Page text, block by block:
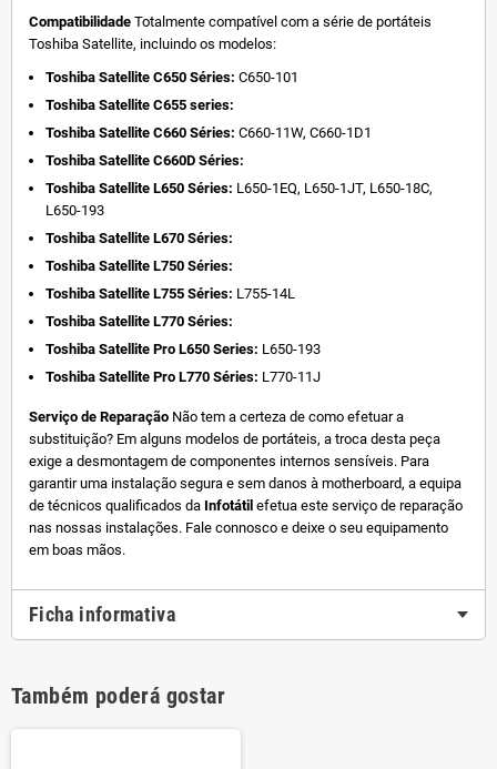
Compatibilidade Totalmente compatível com a série de portáteis
Toshiba Satellite, incluindo os modelos:
Toshiba Satellite C650 Séries: C650-101
Toshiba Satellite C655 series:
Toshiba Satellite C660 Séries: C660-11W, C660-1D1
Toshiba Satellite C660D Séries:
Toshiba Satellite L650 Séries: L650-1EQ, L650-1JT, L650-18C,
L650-193
Toshiba Satellite L670 Séries:
Toshiba Satellite L750 Séries:
Toshiba Satellite L755 Séries: L755-14L
Toshiba Satellite L770 Séries:
Toshiba Satellite Pro L650 Series: L650-193
Toshiba Satellite Pro L770 Séries: L770-11J
Serviço de Reparação Não tem a certeza de como efetuar a
substituição? Em alguns modelos de portáteis, a troca desta peça
exige a desmontagem de componentes internos sensíveis. Para
garantir uma instalação segura e sem danos à motherboard, a equipa
de técnicos qualificados da Infotátil efetua este serviço de reparação
nas nossas instalações. Fale connosco e deixe o seu equipamento
em boas mãos.
Ficha informativa
Também poderá gostar